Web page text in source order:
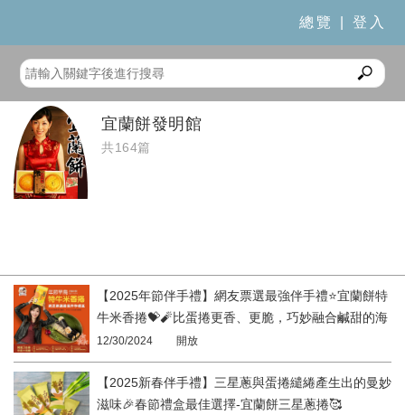
總覽 登入
宜蘭餅發明館
共164篇
【2025年節伴手禮】網友票選最強伴手禮⭐️宜蘭餅特
牛米香捲💝🧨比蛋捲更香、更脆，巧妙融合鹹甜的海
苔😋宜蘭餅發明館
12/30/2024 開放
【2025新春伴手禮】三星蔥與蛋捲繾綣產生出的曼妙
滋味🎉春節禮盒最佳選擇-宜蘭餅三星蔥捲🥰